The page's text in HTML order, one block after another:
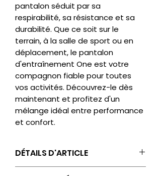
pantalon séduit par sa
respirabilité, sa résistance et sa
durabilité. Que ce soit sur le
terrain, à la salle de sport ou en
déplacement, le pantalon
d'entraînement One est votre
compagnon fiable pour toutes
vos activités. Découvrez-le dès
maintenant et profitez d'un
mélange idéal entre performance
et confort.
DÉTAILS D'ARTICLE
Logo JAKO sur la cuisse